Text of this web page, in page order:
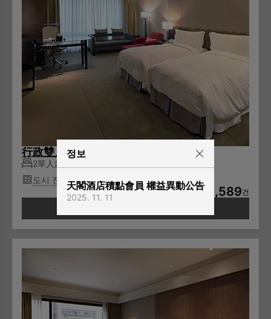
行政雙人房
2單人床
도시 전망
TWD
3,589건
정보
天閣酒店積點會員 權益異動公告
2025. 11. 11